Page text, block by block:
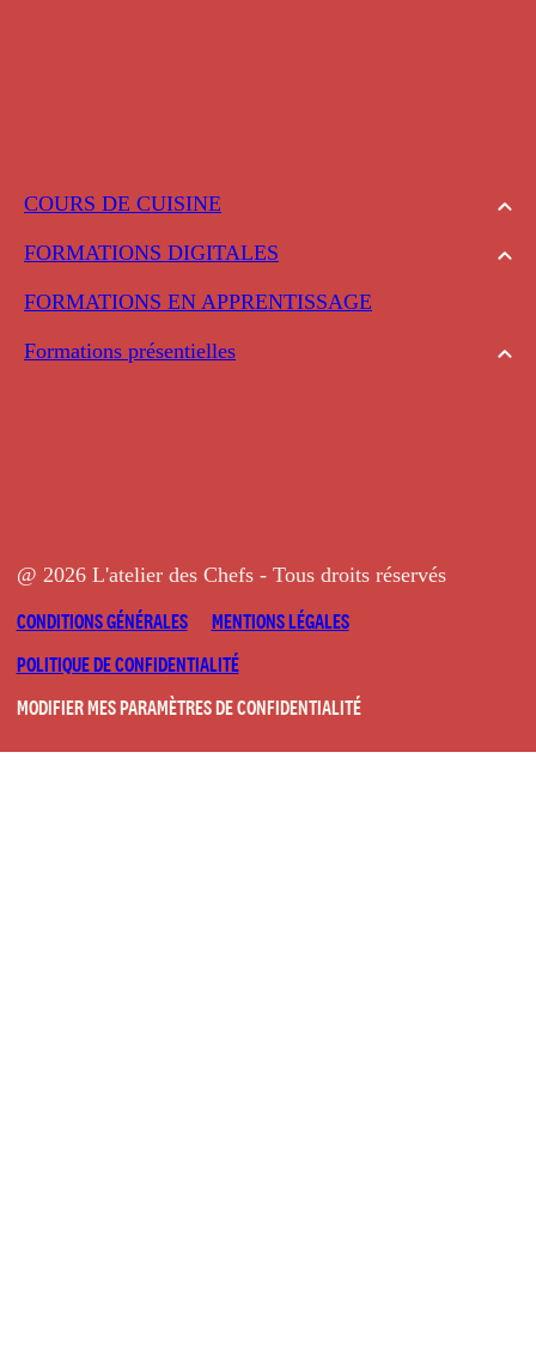
COURS DE CUISINE
FORMATIONS DIGITALES
FORMATIONS EN APPRENTISSAGE
Formations présentielles
@ 2026 L'atelier des Chefs - Tous droits réservés
CONDITIONS GÉNÉRALES
MENTIONS LÉGALES
POLITIQUE DE CONFIDENTIALITÉ
MODIFIER MES PARAMÈTRES DE CONFIDENTIALITÉ